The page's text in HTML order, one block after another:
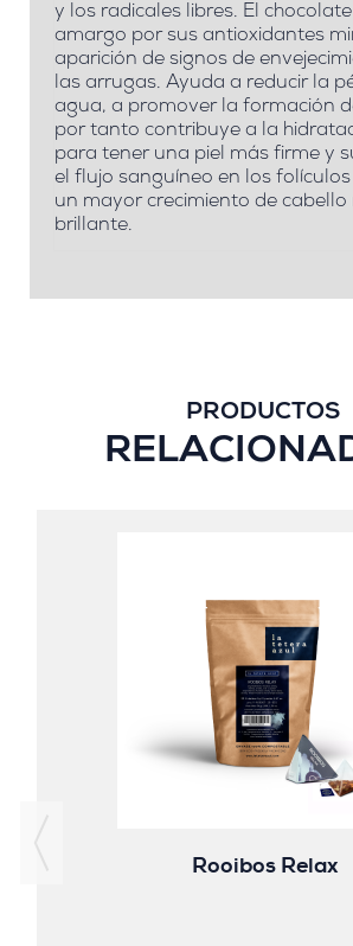
y los radicales libres. El
amargo por sus antioxidantes
aparición de signos de
las arrugas. Ayuda a reducir la
agua, a promover la formación
por tanto contribuye a la
para tener una piel más firme y
el flujo sanguíneo en los
un mayor crecimiento de cabello
brillante.
PRODUCTOS
Rooibos Relax